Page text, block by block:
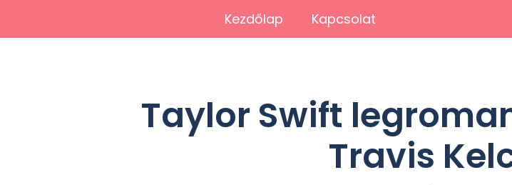
Kezdőlap Kapcsolat
Taylor Swift
Travis